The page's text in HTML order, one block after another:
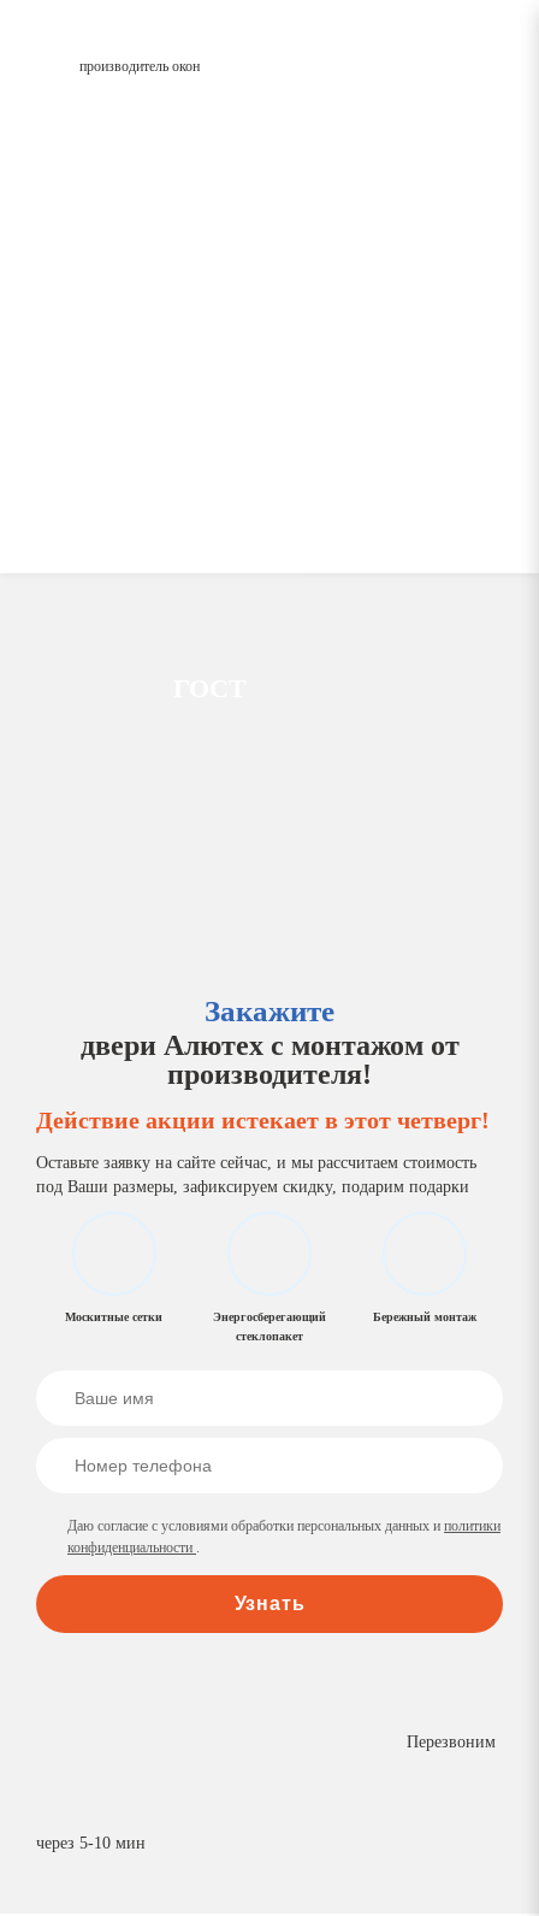
производитель окон
Закажите
двери Алютех с монтажом от
производителя!
Действие акции истекает в этот четверг!
Оставьте заявку на сайте сейчас, и мы рассчитаем стоимость
под Ваши размеры, зафиксируем скидку, подарим подарки
Москитные сетки
Энергосберегающий
стеклопакет
Бережный монтаж
Даю согласие с условиями обработки персональных данных и политики
конфиденциальности .
Узнать
Перезвоним
через 5-10 мин